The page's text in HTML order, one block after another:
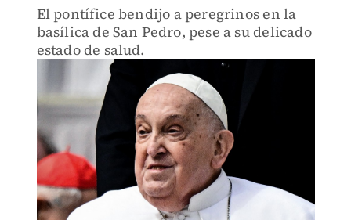
El pontífice bendijo a peregrinos en la
basílica de San Pedro, pese a su delicado
estado de salud.